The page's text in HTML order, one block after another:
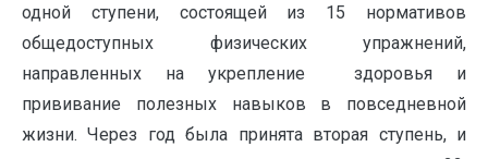
одной ступени, состоящей из 15 нормативов
общедоступных физических упражнений,
направленных на укрепление здоровья и
прививание полезных навыков в повседневной
жизни. Через год была принята вторая ступень, и